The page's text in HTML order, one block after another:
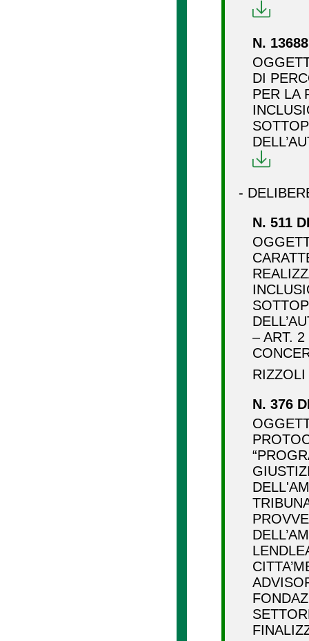
N.
DI
PER LA
-
N. 511
– ART.
N. 376